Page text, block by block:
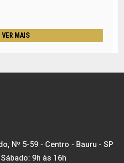
VER MAIS
Nº 5-59 - Centro - Bauru - SP
9h às 16h